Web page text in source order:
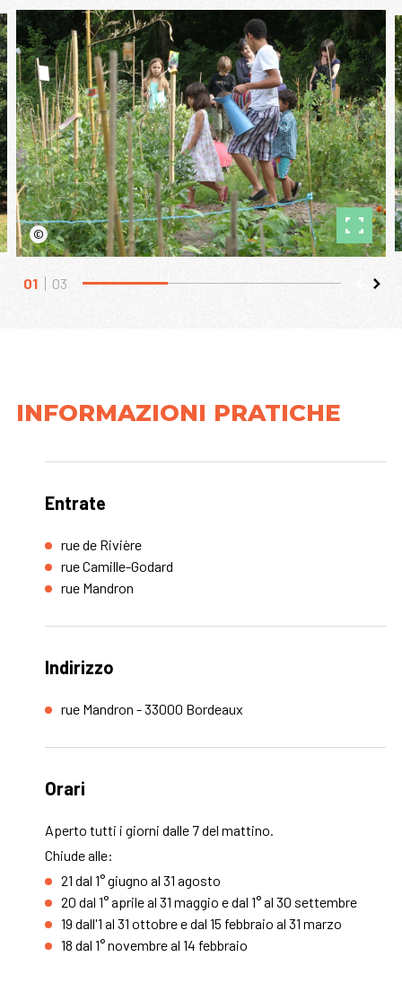
©
01 03
INFORMAZIONI PRATICHE
Entrate
rue de Rivière
rue Camille-Godard
rue Mandron
Indirizzo
rue Mandron - 33000 Bordeaux
Orari
Aperto tutti i giorni dalle 7 del mattino.
Chiude alle:
21 dal 1° giugno al 31 agosto
20 dal 1° aprile al 31 maggio e dal 1° al 30 settembre
19 dall'1 al 31 ottobre e dal 15 febbraio al 31 marzo
18 dal 1° novembre al 14 febbraio